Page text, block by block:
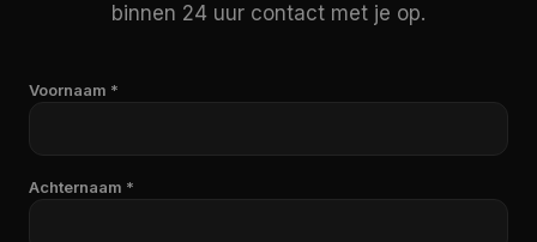
binnen 24 uur contact met je op.
Voornaam *
Achternaam *